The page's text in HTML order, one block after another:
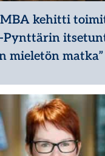
kehitti
mieletön matka”